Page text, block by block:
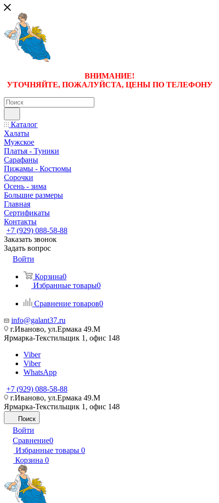
ВНИМАНИЕ!
УТОЧНЯЙТЕ, ПОЖАЛУЙСТА, ЦЕНЫ ПО ТЕЛЕФОНУ
Каталог
Халаты
Мужское
Платья - Туники
Сарафаны
Пижамы - Костюмы
Сорочки
Oсень - зима
Большие размеры
Главная
Сертификаты
Контакты
+7 (929) 088-58-88
Заказать звонок
Задать вопрос
Войти
Корзина0
Избранные товары0
Сравнение товаров0
info@galant37.ru
г.Иваново, ул.Ермака 49.M
Ярмарка-Текстильщик 1, офис 148
Viber
Viber
WhatsApp
+7 (929) 088-58-88
г.Иваново, ул.Ермака 49.M
Ярмарка-Текстильщик 1, офис 148
Поиск
Войти
Сравнение0
Избранные товары 0
Корзина 0